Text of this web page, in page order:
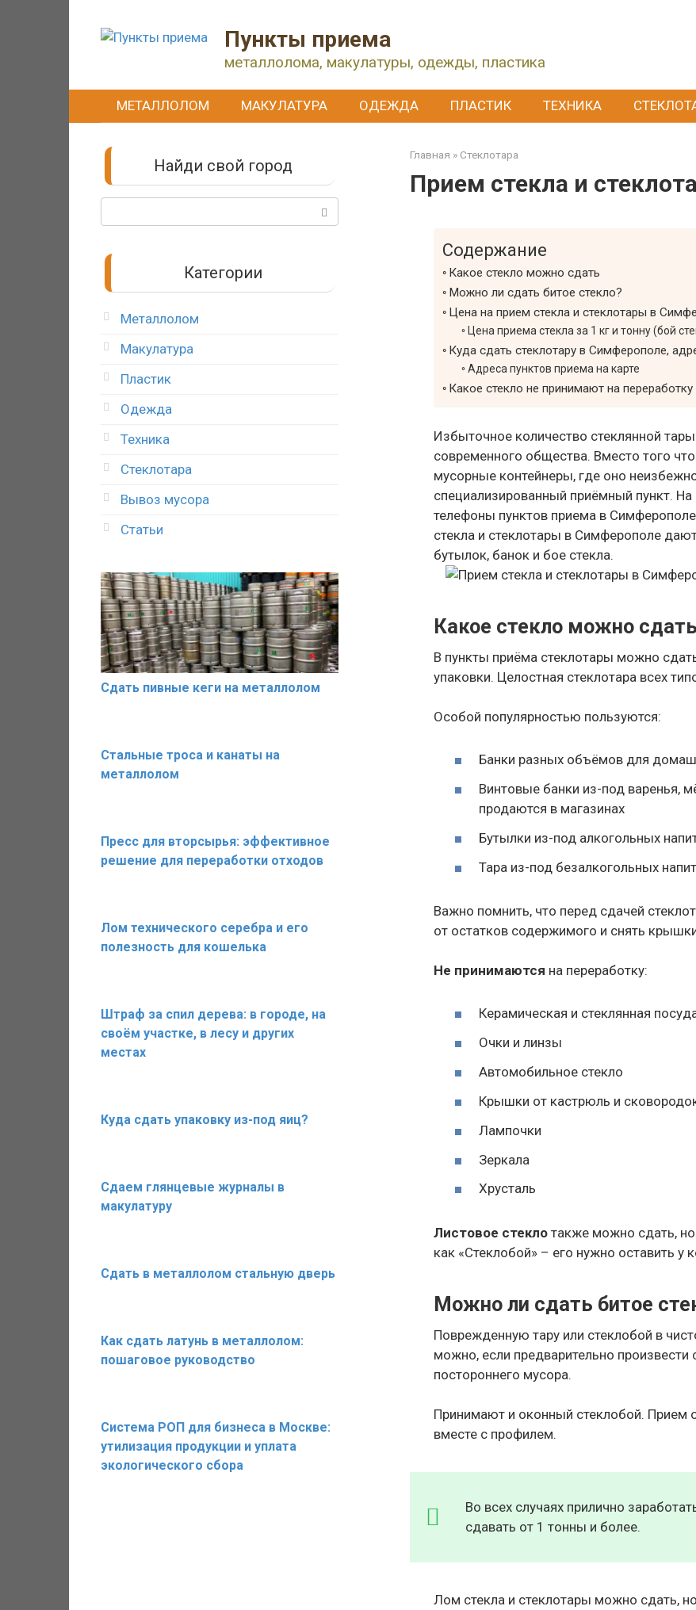
Пункты приема
металлолома, макулатуры, одежды, пластика
МЕТАЛЛОЛОМ МАКУЛАТУРА ОДЕЖДА ПЛАСТИК ТЕХНИКА
Главная » Стеклотара
Прием стекла и
Содержание
Какое стекло можно сдать
Можно ли сдать битое стекло?
Цена на прием стекла и стеклотары в
Цена приема стекла за 1 кг и тонну (бой
Куда сдать стеклотару в Симферополе,
Адреса пунктов приема на карте
Какое стекло не принимают на переработку
Избыточное количество стеклянной
современного общества. Вместо того
мусорные контейнеры, где оно
специализированный приёмный пункт.
телефоны пунктов приема в
стекла и стеклотары в Симферополе
бутылок, банок и бое стекла.
Какое стекло можно сдать
В пункты приёма стеклотары можно
упаковки. Целостная стеклотара всех
Особой популярностью пользуются:
Банки разных объёмов для
Винтовые банки из-под варенья,
продаются в магазинах
Бутылки из-под алкогольных
Тара из-под безалкогольных
Важно помнить, что перед сдачей
от остатков содержимого и снять
Не принимаются на переработку:
Керамическая и стеклянная
Очки и линзы
Автомобильное стекло
Крышки от кастрюль и
Лампочки
Зеркала
Хрусталь
Листовое стекло также можно сдать,
как «Стеклобой» – его нужно оставить у
Можно ли сдать битое
Поврежденную тару или стеклобой в
можно, если предварительно произвести
постороннего мусора.
Принимают и оконный стеклобой. Прием
вместе с профилем.
Во всех случаях прилично
сдавать от 1 тонны и более.
Лом стекла и стеклотары можно сдать,
Найди свой город
Категории
Металлолом
Макулатура
Пластик
Одежда
Техника
Стеклотара
Вывоз мусора
Статьи
Сдать пивные кеги на металлолом
Стальные троса и канаты на
металлолом
Пресс для вторсырья: эффективное
решение для переработки отходов
Лом технического серебра и его
полезность для кошелька
Штраф за спил дерева: в городе, на
своём участке, в лесу и других
местах
Куда сдать упаковку из-под яиц?
Сдаем глянцевые журналы в
макулатуру
Сдать в металлолом стальную дверь
Как сдать латунь в металлолом:
пошаговое руководство
Система РОП для бизнеса в Москве:
утилизация продукции и уплата
экологического сбора